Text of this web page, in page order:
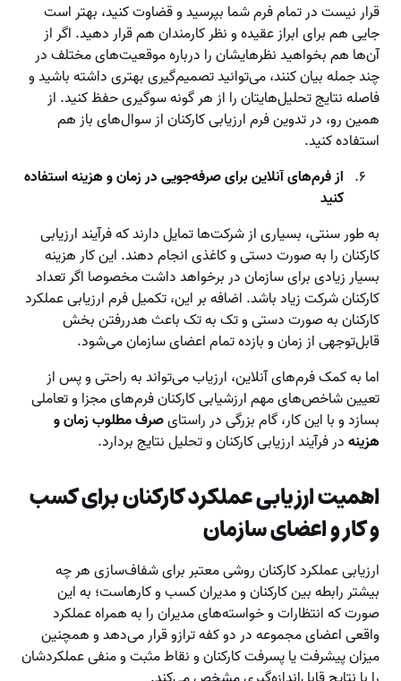
قرار نیست در تمام فرم شما بپرسید و قضاوت کنید، بهتر است
جایی هم برای ابراز عقیده و نظر کارمندان هم قرار دهید. اگر از
آن‌ها هم بخواهید نظرهایشان را درباره موقعیت‌های مختلف در
چند جمله بیان کنند، می‌توانید تصمیم‌گیری بهتری داشته باشید و
فاصله نتایج تحلیل‌هایتان را از هر گونه سوگیری حفظ کنید. از
همین رو، در تدوین فرم ارزیابی کارکنان از سوال‌های باز هم
استفاده کنید.
از فرم‌های آنلاین برای صرفه‌جویی در زمان و هزینه استفاده
کنید
به طور سنتی، بسیاری از شرکت‌ها تمایل دارند که فرآیند ارزیابی
کارکنان را به صورت دستی و کاغذی انجام دهند. این کار هزینه
بسیار زیادی برای سازمان در برخواهد داشت مخصوصا اگر تعداد
کارکنان شرکت زیاد باشد. اضافه بر این، تکمیل فرم ارزیابی عملکرد
کارکنان به صورت دستی و تک به تک باعث هدررفتن بخش
قابل‌توجهی از زمان و بازده تمام اعضای سازمان می‌شود.
اما به کمک فرم‌های آنلاین، ارزیاب می‌تواند به راحتی و پس از
تعیین شاخص‌های مهم ارزشیابی کارکنان فرم‌های مجزا و تعاملی
بسازد و با این کار، گام بزرگی در راستایصرف مطلوب زمان و
هزینهدر فرآیند ارزیابی کارکنان و تحلیل نتایج بردارد.
اهمیت ارزیابی عملکرد کارکنان برای کسب
و کار و اعضای سازمان
ارزیابی عملکرد کارکنان روشی معتبر برای شفاف‌سازی هر چه
بیشتر رابطه بین کارکنان و مدیران کسب و کارهاست؛ به این
صورت که انتظارات و خواسته‌های مدیران را به همراه عملکرد
واقعی اعضای مجموعه در دو کفه ترازو قرار می‌دهد و همچنین
میزان پیشرفت یا پسرفت کارکنان و نقاط مثبت و منفی عملکردشان